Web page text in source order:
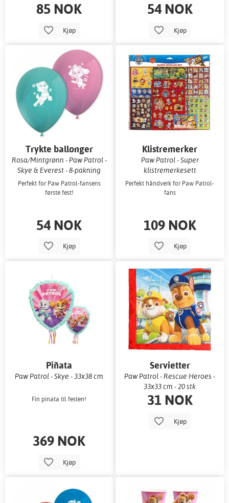
85 NOK
Kjøp
54 NOK
Kjøp
Trykte ballonger
Rosa/Mintgrønn - Paw Patrol -
Skye & Everest - 8-pakning
Perfekt for Paw Patrol-fansens
første fest!
54 NOK
Kjøp
Klistremerker
Paw Patrol - Super
klistremerkesett
Perfekt håndverk for Paw Patrol-
fans
109 NOK
Kjøp
Piñata
Paw Patrol - Skye - 33x38 cm
Fin pinata til festen!
369 NOK
Kjøp
Servietter
Paw Patrol - Rescue Heroes -
33x33 cm - 20 stk
31 NOK
Kjøp